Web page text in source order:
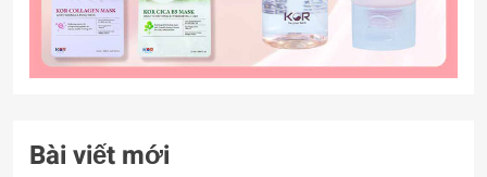
Bài viết mới